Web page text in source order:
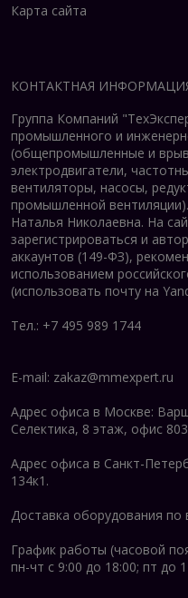
Карта сайта
КОНТАКТНАЯ
Группа Компаний
промышленного и
(общепромышленные и
электродвигатели, ч
вентиляторы, насосы,
промышленной вентиляции).
Наталья Николаевна. На
зарегистрироваться и
аккаунтов (149-ФЗ),
использованием
(использовать почту на
Тел.: +7 495 989 1744
E-mail: zakaz@mmexpert.ru
Адрес офиса в Москве:
Селектика, 8 этаж, офис
Адрес офиса в Санкт-
134к1.
Доставка оборудования по
График работы (часовой
пн-чт с 9:00 до 18:00; пт до